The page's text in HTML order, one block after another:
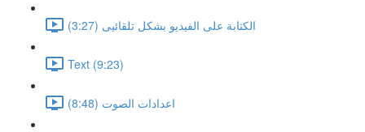
الكتابة على الفيديو بشكل تلقائيى (3:27)
Text (9:23)
اعدادات الصوت (8:48)